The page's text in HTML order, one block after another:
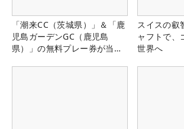
「潮来CC（茨城県）」＆「鹿
児島ガーデンGC（鹿児島
県）」の無料プレー券が当た
スイスの叡
ャフトで、
世界へ